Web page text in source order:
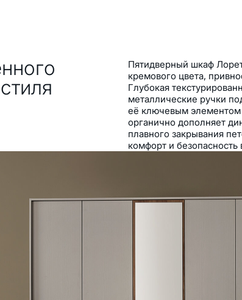
Пятидверный шкаф
кремового цвета,
Глубокая
металлические ручки
её ключевым элементом
органично дополняет
плавного закрывания
комфорт и безопасность